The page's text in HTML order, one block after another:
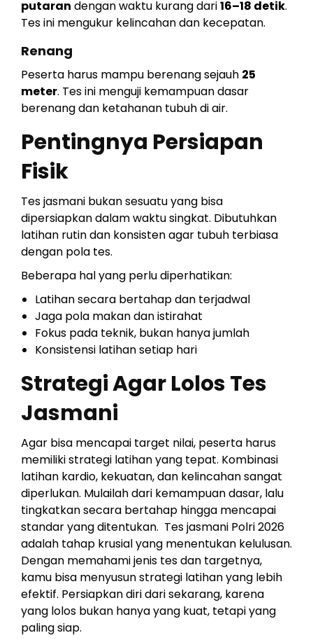
putaran dengan waktu kurang dari16–18 detik.
Tes ini mengukur kelincahan dan kecepatan.
Renang
Peserta harus mampu berenang sejauh 25
meter. Tes ini menguji kemampuan dasar
berenang dan ketahanan tubuh di air.
Pentingnya Persiapan
Fisik
Tes jasmani bukan sesuatu yang bisa
dipersiapkan dalam waktu singkat. Dibutuhkan
latihan rutin dan konsisten agar tubuh terbiasa
dengan pola tes.
Beberapa hal yang perlu diperhatikan:
Latihan secara bertahap dan terjadwal
Jaga pola makan dan istirahat
Fokus pada teknik, bukan hanya jumlah
Konsistensi latihan setiap hari
Strategi Agar Lolos Tes
Jasmani
Agar bisa mencapai target nilai, peserta harus
memiliki strategi latihan yang tepat. Kombinasi
latihan kardio, kekuatan, dan kelincahan sangat
diperlukan. Mulailah dari kemampuan dasar, lalu
tingkatkan secara bertahap hingga mencapai
standar yang ditentukan. Tes jasmani Polri 2026
adalah tahap krusial yang menentukan kelulusan.
Dengan memahami jenis tes dan targetnya,
kamu bisa menyusun strategi latihan yang lebih
efektif. Persiapkan diri dari sekarang, karena
yang lolos bukan hanya yang kuat, tetapi yang
paling siap.